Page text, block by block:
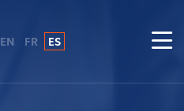
EN FR ES